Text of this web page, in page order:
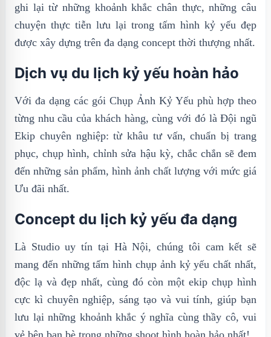
ghi lại từ những khoảnh khắc chân thực, những câu
chuyện thực tiễn lưu lại trong tấm hình kỷ yếu đẹp
được xây dựng trên đa dạng concept thời thượng nhất.
Dịch vụ du lịch kỷ yếu hoàn hảo
Với đa dạng các gói Chụp Ảnh Kỷ Yếu phù hợp theo
từng nhu cầu của khách hàng, cùng với đó là Đội ngũ
Ekip chuyên nghiệp: từ khâu tư vấn, chuẩn bị trang
phục, chụp hình, chỉnh sửa hậu kỳ, chắc chắn sẽ đem
đến những sản phẩm, hình ảnh chất lượng với mức giá
Ưu đãi nhất.
Concept du lịch kỷ yếu đa dạng
Là Studio uy tín tại Hà Nội, chúng tôi cam kết sẽ
mang đến những tấm hình chụp ảnh kỷ yếu chất nhất,
độc lạ và đẹp nhất, cùng đó còn một ekip chụp hình
cực kì chuyên nghiệp, sáng tạo và vui tính, giúp bạn
lưu lại những khoảnh khắc ý nghĩa cùng thầy cô, vui
vẻ bên bạn bè trong những shoot hình hoàn hảo nhất!